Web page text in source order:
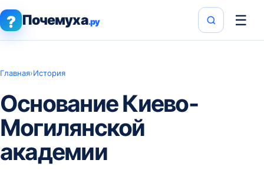
? Почемуха.ру ☰
Главная›История
Основание Киево-
Могилянской
академии